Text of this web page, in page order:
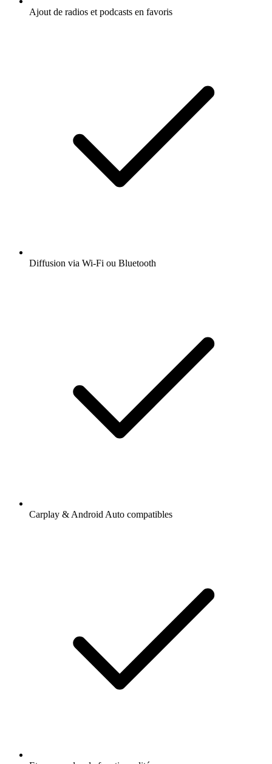
Ajout de radios et podcasts en favoris
Diffusion via Wi-Fi ou Bluetooth
Carplay & Android Auto compatibles